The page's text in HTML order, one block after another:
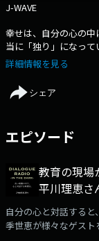
J-WAVE
幸せは、自分の心の
当に「独り」になっ
るはず。この番組は、
活力を求める人への応
の中を進む体験型ソ
ラジオプログラム。
詳細情報を見る
シェア
エピソード
教育の現場
平川理恵さ
自分の心と対話する
季世恵が様々なゲス